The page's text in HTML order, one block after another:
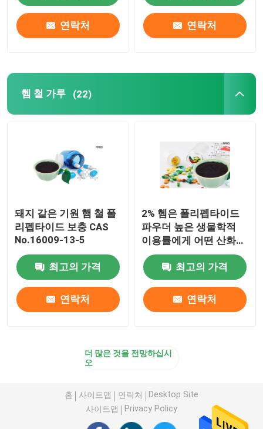
연락처 연락처
헴 철 가루 (22)
돼지 같은 기원 햄 철 폴
리펩타이드 보충 CAS
No.16009-13-5
최고의 가격
연락처
2% 헴은 폴리펩타이드
파우더 높은 생물학적
이용률에게 어떤 산화
스트레스도 다려 주지
않습니다최고의 가격
연락처
더 많은 것을 전망하십시
오
홈 사이트맵 연락처
Desktop Site
사이트맵
Privacy Policy